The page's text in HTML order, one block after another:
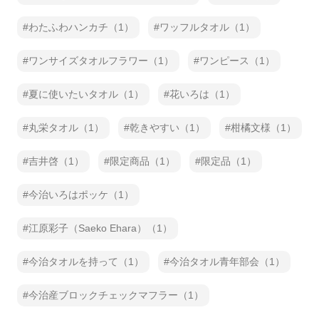
わたふわハンカチ（1） ワッフルタオル（1）
ワンサイズタオルフラワー（1） ワンピース（1）
夏に使いたいタオル（1） 花いろは（1）
丸栄タオル（1） 乾きやすい（1） 柑橘文様（1）
吉井啓（1） 限定商品（1） 限定品（1）
今治いろはポッケ（1）
江原彩子（Saeko Ehara）（1）
今治タオルを持って（1） 今治タオル青年部会（1）
今治産ブロックチェックマフラー（1）